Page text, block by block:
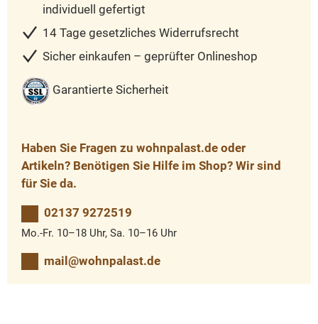
individuell gefertigt
14 Tage gesetzliches Widerrufsrecht
Sicher einkaufen – geprüfter Onlineshop
Garantierte Sicherheit
Haben Sie Fragen zu wohnpalast.de oder
Artikeln? Benötigen Sie Hilfe im Shop? Wir sind
für Sie da.
02137 9272519
Mo.-Fr. 10–18 Uhr, Sa. 10–16 Uhr
mail@wohnpalast.de